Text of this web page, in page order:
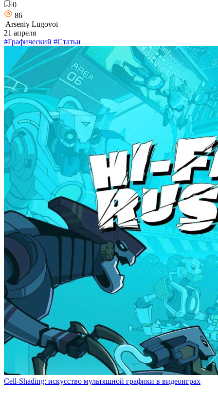
0
86
Arseniy Lugovoi
21 апреля
#Графический #Статьи
Cell-Shading: искусство мультяшной графики в видеоиграх